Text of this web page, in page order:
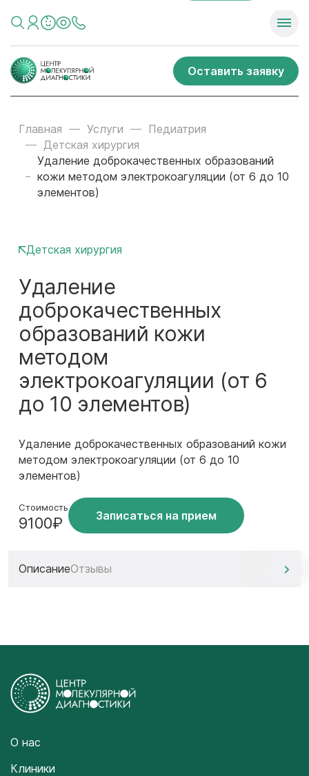
Оставить заявку
Главная Услуги
Педиатрия
Детская хирургия
Удаление доброкачественных образований
кожи методом электрокоагуляции (от 6 до 10
элементов)
Детская хирургия
Удаление
доброкачественных
образований кожи
методом
электрокоагуляции (от 6
до 10 элементов)
Удаление доброкачественных образований кожи
методом электрокоагуляции (от 6 до 10
элементов)
Стоимость
9100₽ Записаться на прием
ОписаниеОтзывы
О нас
Клиники